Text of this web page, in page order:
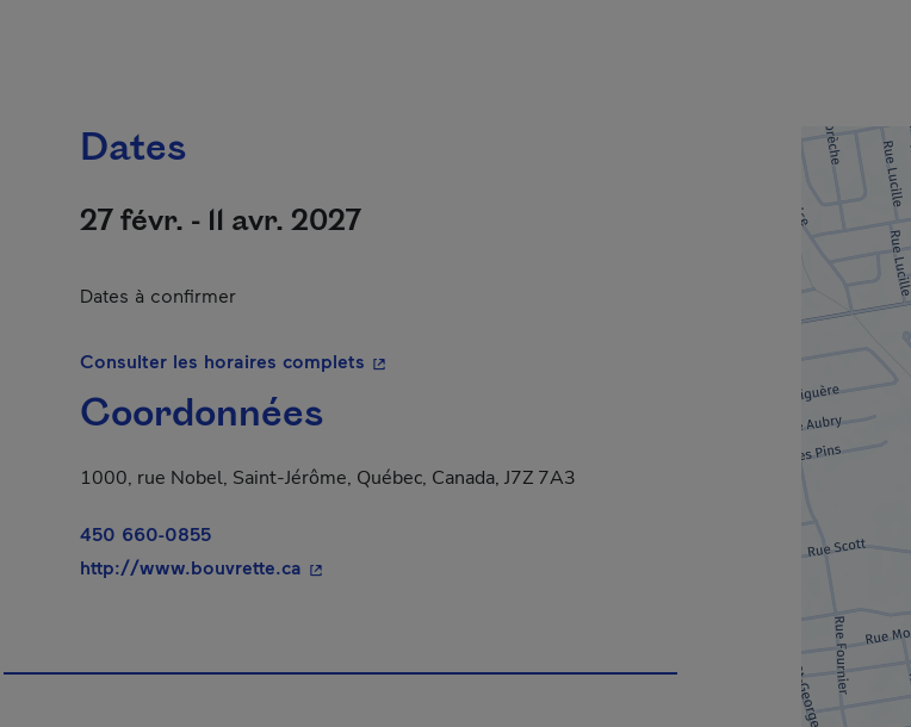
Dates
27 févr. - 11 avr. 2027
Dates à confirmer
Consulter les horaires complets - Cet hyperlien s'ouvrira dans une nouvelle fenêtre.
Coordonnées
1000, rue Nobel, Saint-Jérôme, Québec, Canada, J7Z 7A3
450 660-0855
http://www.bouvrette.ca - Cet hyperlien s'ouvrira dans une nouvelle fenêtre.